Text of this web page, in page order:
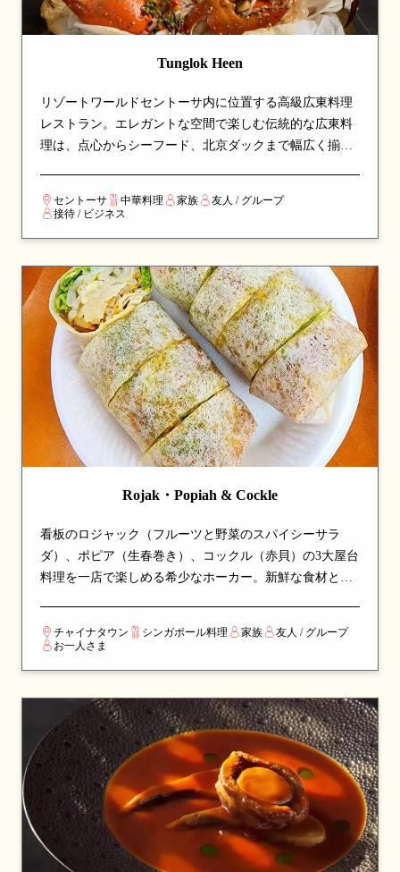
Tunglok Heen
リゾートワールドセントーサ内に位置する高級広東料理
レストラン。エレガントな空間で楽しむ伝統的な広東料
理は、点心からシーフード、北京ダックまで幅広く揃い
される名店です。
セントーサ 中華料理 家族
友人 / グループ
接待 / ビジネス
Rojak・Popiah & Cockle
看板のロジャック（フルーツと野菜のスパイシーサラ
ダ）、ポピア（生春巻き）、コックル（赤貝）の3大屋台
料理を一店で楽しめる希少なホーカー。新鮮な食材と本
トです。
チャイナタウン シンガポール料理 家族
友人 / グループ
お一人さま